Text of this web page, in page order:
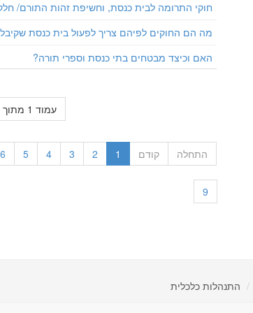
חוקי התרומה לבית כנסת, וחשיפת זהות התורם/
מה הם החוקים לפיהם צריך לפעול בית כנסת
האם וכיצד מבטחים בתי כנסת וספרי תורה?
עמוד 1 מתוך 11
התחלה קודם 1
2
3
4
5
6
9
התנהלות כלכלית